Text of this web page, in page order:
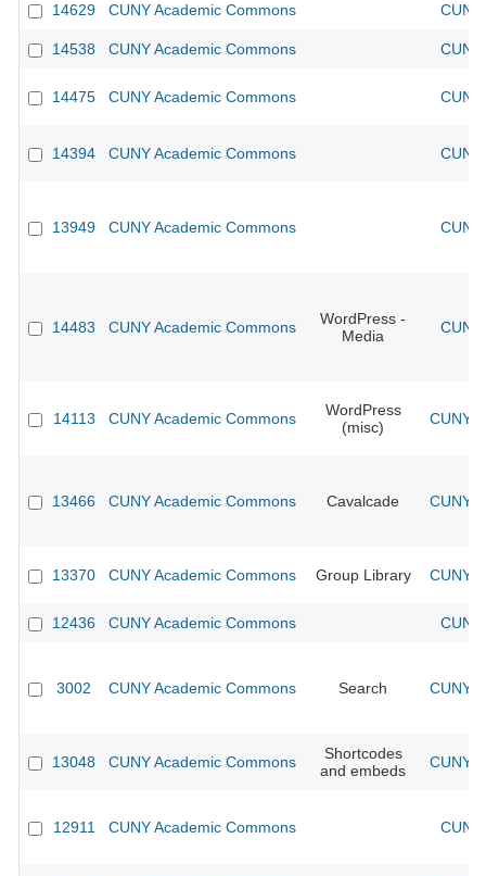
14629 CUNY Academic Commons
14538 CUNY Academic Commons
14475 CUNY Academic Commons
14394 CUNY Academic Commons
13949 CUNY Academic Commons
14483 CUNY Academic Commons
WordPress -
Media
14113 CUNY Academic Commons
WordPress
(misc)
CUNY
13466 CUNY Academic Commons Cavalcade CUNY
13370 CUNY Academic Commons Group Library CUNY
12436 CUNY Academic Commons
3002 CUNY Academic Commons Search CUNY
13048 CUNY Academic Commons
Shortcodes
and embeds
CUNY
12911 CUNY Academic Commons